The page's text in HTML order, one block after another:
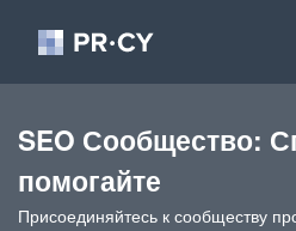
SEO Сообщество:
помогайте
Присоединяйтесь к сообществу